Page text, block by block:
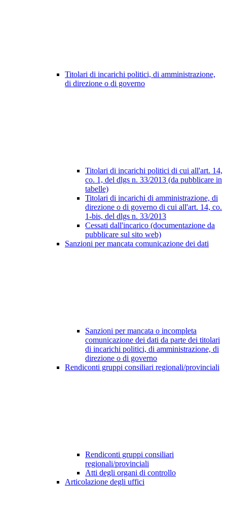
Titolari di incarichi politici, di amministrazione,
di direzione o di governo
Titolari di incarichi politici di cui all'art. 14,
co. 1, del dlgs n. 33/2013 (da pubblicare in
tabelle)
Titolari di incarichi di amministrazione, di
direzione o di governo di cui all'art. 14, co.
1-bis, del dlgs n. 33/2013
Cessati dall'incarico (documentazione da
pubblicare sul sito web)
Sanzioni per mancata comunicazione dei dati
Sanzioni per mancata o incompleta
comunicazione dei dati da parte dei titolari
di incarichi politici, di amministrazione, di
direzione o di governo
Rendiconti gruppi consiliari regionali/provinciali
Rendiconti gruppi consiliari
regionali/provinciali
Atti degli organi di controllo
Articolazione degli uffici